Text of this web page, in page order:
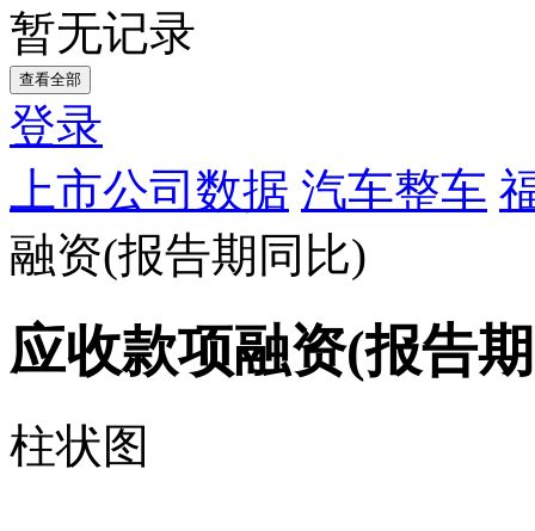
暂无记录
查看全部
登录
上市公司数据 汽车整车
融资(报告期同比)
应收款项融资(报告
柱状图